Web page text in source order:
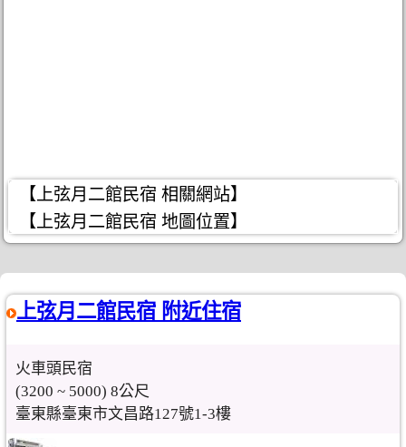
【上弦月二館民宿 相關網站】
【上弦月二館民宿 地圖位置】
上弦月二館民宿 附近住宿
火車頭民宿
(3200 ~ 5000) 8公尺
臺東縣臺東市文昌路127號1-3樓